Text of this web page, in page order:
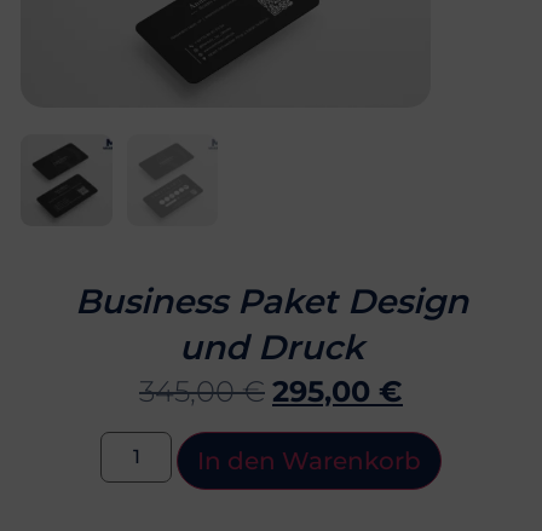
Business Paket Design
und Druck
345,00€ 295,00 €
In den Warenkorb